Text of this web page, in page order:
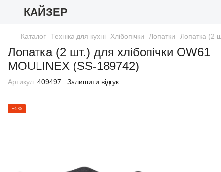
КАЙЗЕР
Каталог Техніка для кухні Хлібопічки Лопатки Лопатка (2
Лопатка (2 шт.) для хлібопічки OW61
MOULINEX (SS-189742)
Артикул: 409497 Залишити відгук
−5%